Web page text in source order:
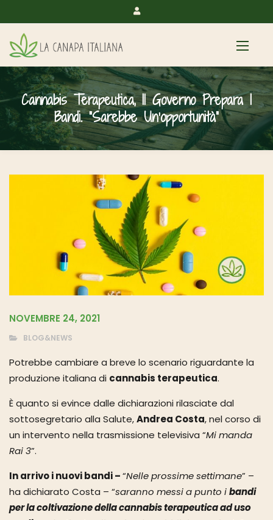
Cannabis Terapeutica, Il Governo Prepara I
Bandi. “Sarebbe Un’opportunità”
NOVEMBRE 24, 2021
BLOG&NEWS
Potrebbe cambiare a breve lo scenario riguardante la
produzione italiana di cannabis terapeutica.
È quanto si evince dalle dichiarazioni rilasciate dal
sottosegretario alla Salute,Andrea Costa, nel corso di
un intervento nella trasmissione televisiva “Mi manda
Rai 3”.
In arrivo i nuovi bandi –“Nelle prossime settimane” –
ha dichiarato Costa – “saranno messi a punto ibandi
per la coltivazione della cannabis terapeutica ad uso